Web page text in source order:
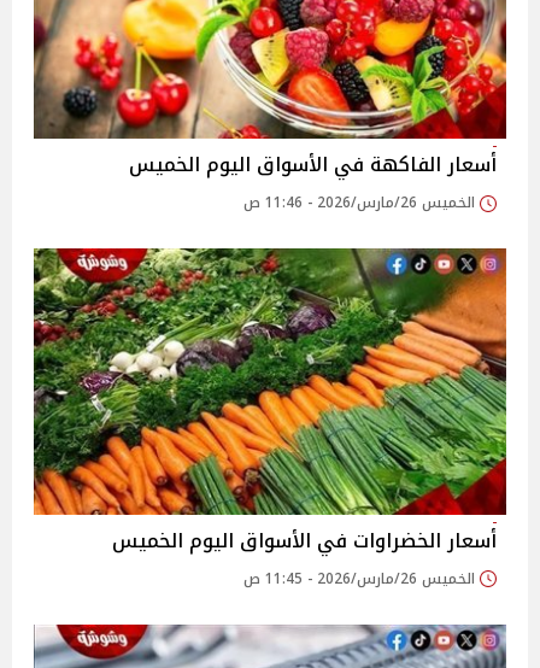
أسعار الفاكهة في الأسواق‎‎ اليوم الخميس
الخميس 26/مارس/2026 - 11:46 ص
أسعار الخضراوات في الأسواق‎‎ اليوم الخميس
الخميس 26/مارس/2026 - 11:45 ص